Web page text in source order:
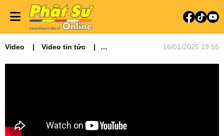
Video
Video tin tức
16/01/2025 19:55